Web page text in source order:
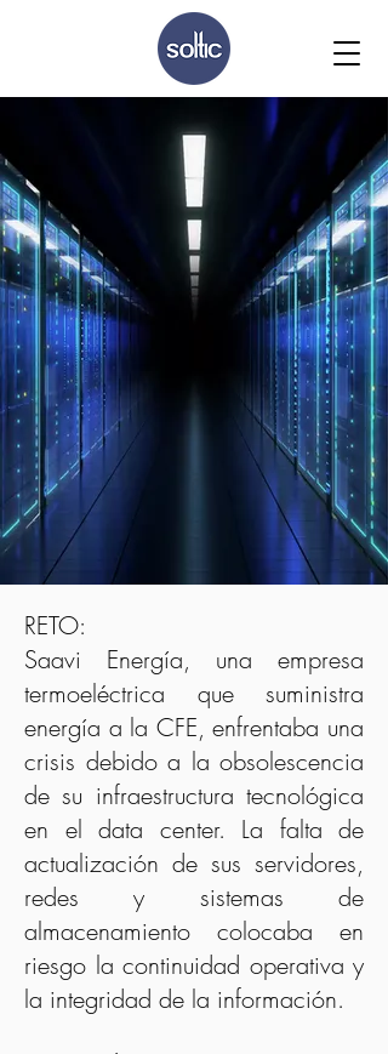
RETO:
Saavi Energía, una empresa
termoeléctrica que suministra
energía a la CFE, enfrentaba una
crisis debido a la obsolescencia
de su infraestructura tecnológica
en el data center. La falta de
actualización de sus servidores,
redes y sistemas de
almacenamiento colocaba en
riesgo la continuidad operativa y
la integridad de la información.